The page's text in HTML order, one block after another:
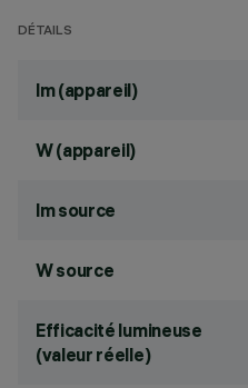
DÉTAILS
lm (appareil)
W (appareil)
lm source
W source
Efficacité lumineuse
(valeur réelle)